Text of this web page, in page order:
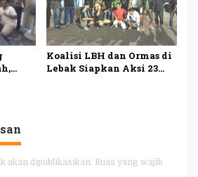
Koalisi LBH dan Ormas di
Lebak Siapkan Aksi 23
akan dipublikasikan. Ruas yang wajib